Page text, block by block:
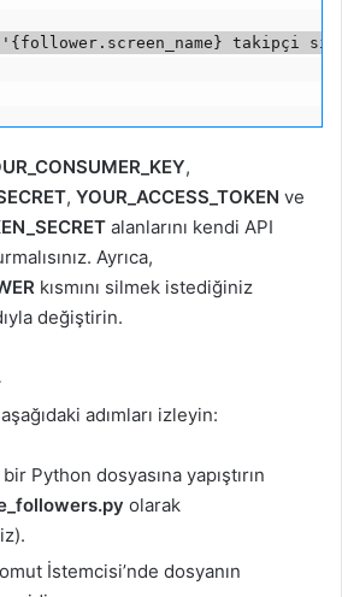
takipçi
,
, YOUR_ACCESS_TOKEN ve
alanlarını kendi API
Ayrıca,
kısmını silmek istediğiniz
değiştirin.
adımları izleyin:
Python dosyasına yapıştırın
olarak
İstemcisi’nde dosyanın